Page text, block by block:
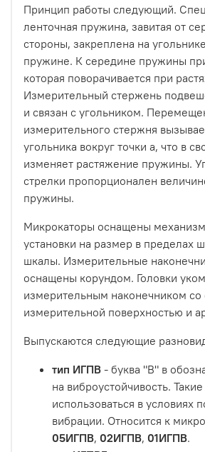
Принцип работы следующий.
ленточная пружина, завитая от
стороны, закреплена на
пружине. К середине пружины
которая поворачивается при
Измерительный стержень
и связан с угольником.
измерительного стержня
угольника вокруг точки а, что в
изменяет растяжение пружины.
стрелки пропорционален
пружины.
Микрокаторы оснащены
установки на размер в пределах
шкалы. Измерительные
оснащены корундом. Головки
измерительным наконечником со
измерительной поверхностью и
Выпускаются следующие
тип ИГПВ - буква "В" в
на виброустойчивость.
использоваться в условиях
вибрации. Относится к
05ИГПВ, 02ИГПВ, 01ИГПВ.